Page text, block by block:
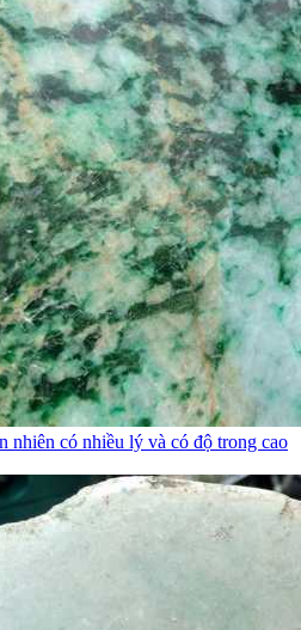
nhiên có nhiều lý và có độ trong cao